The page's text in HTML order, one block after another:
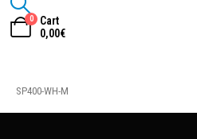
0
Cart
0,00€
SP400-WH-M